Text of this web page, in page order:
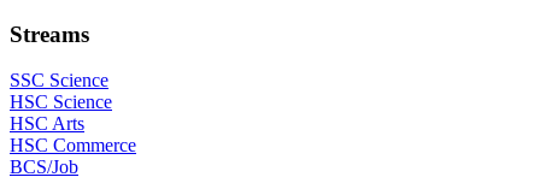
Streams
SSC Science
HSC Science
HSC Arts
HSC Commerce
BCS/Job